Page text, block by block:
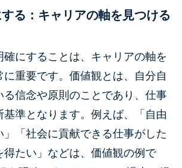
る：キャリアの軸を見つける
確にすることは、キャリアの軸を
に重要です。価値観とは、自分自
る信念や原則のことであり、仕事
基準となります。例えば、「自由
」「社会に貢献できる仕事がした
得たい」などは、価値観の例で